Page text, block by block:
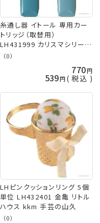
糸通し器 イトール 専用カー
トリッジ（取替用）
LH431999 カリスマシリーズ
ネコポス可 金亀 手芸の山久
（0）
770
539 税込
LHピンクッションリング 5個
単位 LH432401 金亀 リトル
ハウス kkm 手芸の山久
（0）